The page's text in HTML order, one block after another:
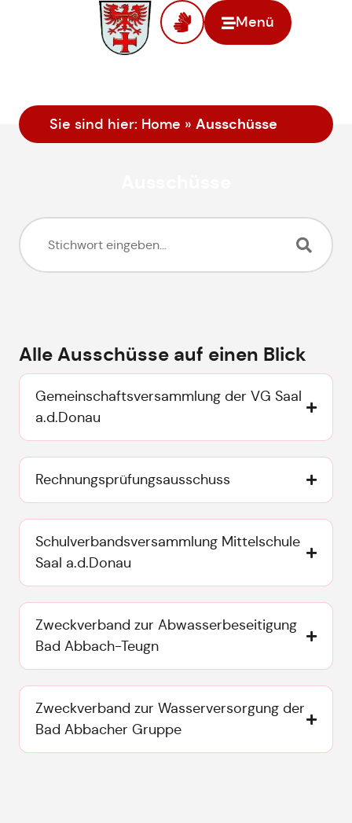
Menü
Sie sind hier: Home » Ausschüsse
Alle Ausschüsse auf einen Blick
Gemeinschaftsversammlung der VG Saal
a.d.Donau
Rechnungsprüfungsausschuss
Schulverbandsversammlung Mittelschule
Saal a.d.Donau
Zweckverband zur Abwasserbeseitigung
Bad Abbach-Teugn
Zweckverband zur Wasserversorgung der
Bad Abbacher Gruppe